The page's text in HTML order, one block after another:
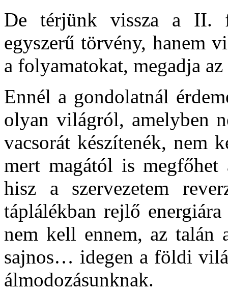
De térjünk vissza a II.
egyszerű törvény, hanem
a folyamatokat, megadja
Ennél a gondolatnál
olyan világról, amelyben
vacsorát készítenék, nem
mert magától is
hisz a szervezetem
táplálékban rejlő
nem kell ennem, az talán
sajnos… idegen a földi
álmodozásunknak.